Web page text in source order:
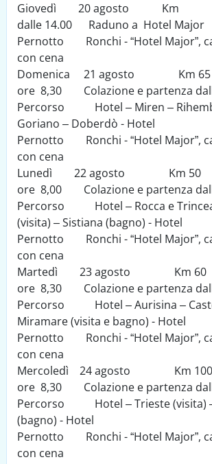
Giovedì 20 agosto Km
dalle 14.00 Raduno a Hotel Major
Pernotto Ronchi - “Hotel Major”,
con cena
Domenica 21 agosto Km
ore 8,30 Colazione e partenza
Percorso Hotel – Miren –
Goriano – Doberdò - Hotel
Pernotto Ronchi - “Hotel Major”,
con cena
Lunedì 22 agosto Km 50
ore 8,00 Colazione e partenza
Percorso Hotel – Rocca e
(visita) – Sistiana (bagno) - Hotel
Pernotto Ronchi - “Hotel Major”,
con cena
Martedì 23 agosto Km 60
ore 8,30 Colazione e partenza
Percorso Hotel – Aurisina –
Miramare (visita e bagno) - Hotel
Pernotto Ronchi - “Hotel Major”,
con cena
Mercoledì 24 agosto Km 100
ore 8,30 Colazione e partenza
Percorso Hotel – Trieste (visita)
(bagno) - Hotel
Pernotto Ronchi - “Hotel Major”,
con cena